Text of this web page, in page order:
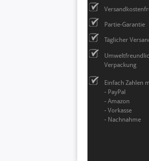
Partie-Garantie
Täglicher
Verpackung
Einfach Zahlen
- PayPal
- Amazon
- Vorkasse
- Nachnahme